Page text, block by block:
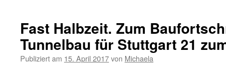
Fast Halbzeit. Zum
Tunnelbau für Stuttgart 21
Publiziert am 15. April 2017von Michaela